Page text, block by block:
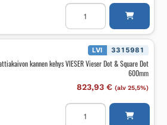
Lattiakaivon
erikoisvesilukko
Vieser
Vieser
lattiakaivoille
määrä
LVI 3315981
kannen kehys VIESER Vieser Dot & Square Dot
600mm
823,93 € (alv 25,5%)
Lattiakaivon
kannen